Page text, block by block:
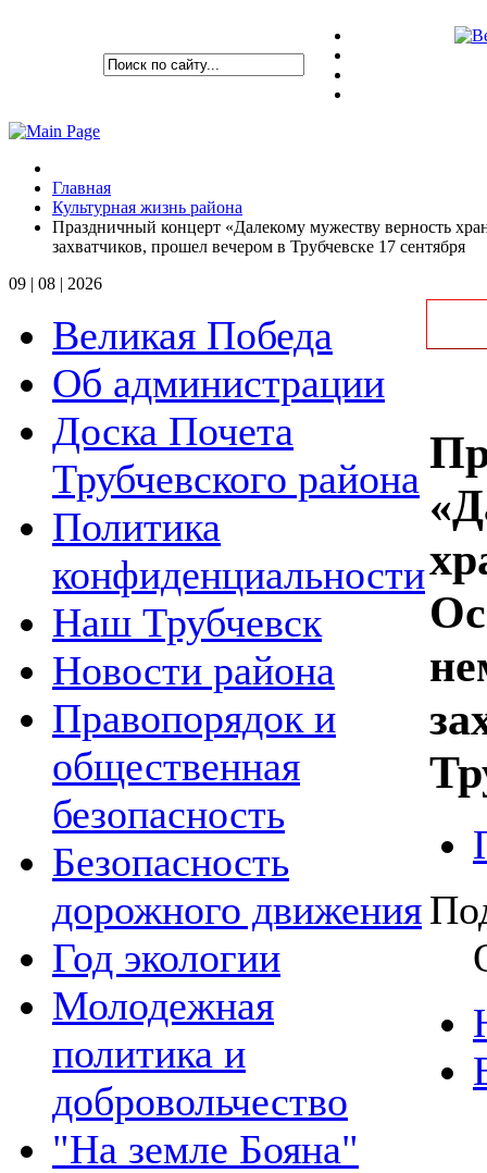
Главная
Культурная жизнь района
Праздничный концерт «Далекому мужеству верность
захватчиков, прошел вечером в Трубчевске 17 сентября
09 | 08 | 2026
Великая Победа
Об администрации
Доска Почета
Трубчевского района
Политика
конфиденциальности
Наш Трубчевск
Новости района
Правопорядок и
общественная
безопасность
Безопасность
дорожного движения
Год экологии
Молодежная
политика и
добровольчество
"На земле Бояна"